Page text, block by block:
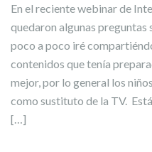
En el reciente webinar de
quedaron algunas preguntas
poco a poco iré
contenidos que tenía
mejor, por lo general los
como sustituto de la TV.
[…]